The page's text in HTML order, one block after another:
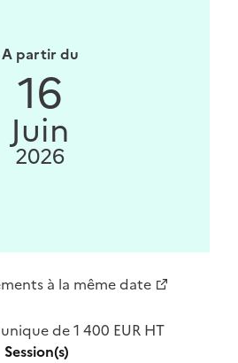
A partir du
16
Juin
2026
à la même date
de 1 400 EUR HT
Session(s)